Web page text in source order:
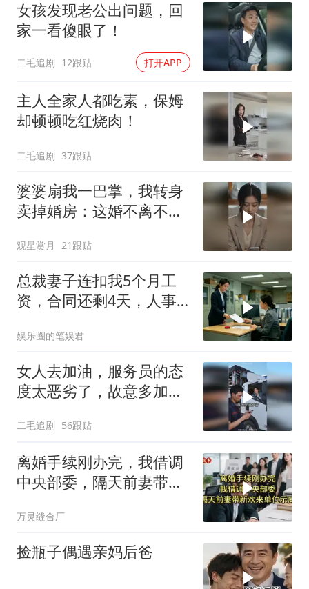
女孩发现老公出问题，回
家一看傻眼了！
二毛追剧 12跟贴 打开APP
主人全家人都吃素，保姆
却顿顿吃红烧肉！
二毛追剧 37跟贴
婆婆扇我一巴掌，我转身
卖掉婚房：这婚不离不
观星赏月 21跟贴
总裁妻子连扣我5个月工
资，合同还剩4天，人事
娱乐圈的笔娱君
女人去加油，服务员的态
度太恶劣了，故意多加油
二毛追剧 56跟贴
离婚手续刚办完，我借调
中央部委，隔天前妻带新
万灵缝合厂
捡瓶子偶遇亲妈后爸